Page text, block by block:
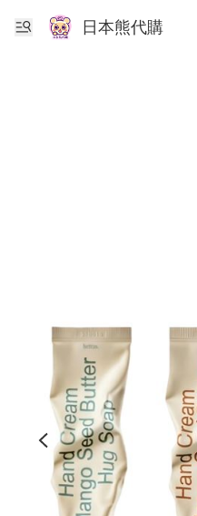
日本熊代購